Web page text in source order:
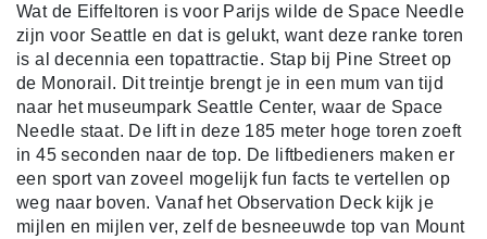
Wat de Eiffeltoren is voor Parijs wilde de Space Needle
zijn voor Seattle en dat is gelukt, want deze ranke toren
is al decennia een topattractie. Stap bij Pine Street op
de Monorail. Dit treintje brengt je in een mum van tijd
naar het museumpark Seattle Center, waar de Space
Needle staat. De lift in deze 185 meter hoge toren zoeft
in 45 seconden naar de top. De liftbedieners maken er
een sport van zoveel mogelijk fun facts te vertellen op
weg naar boven. Vanaf het Observation Deck kijk je
mijlen en mijlen ver, zelf de besneeuwde top van Mount